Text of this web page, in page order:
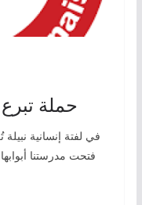
حملة
في لفتة إنسانية
فتحت مدرستنا